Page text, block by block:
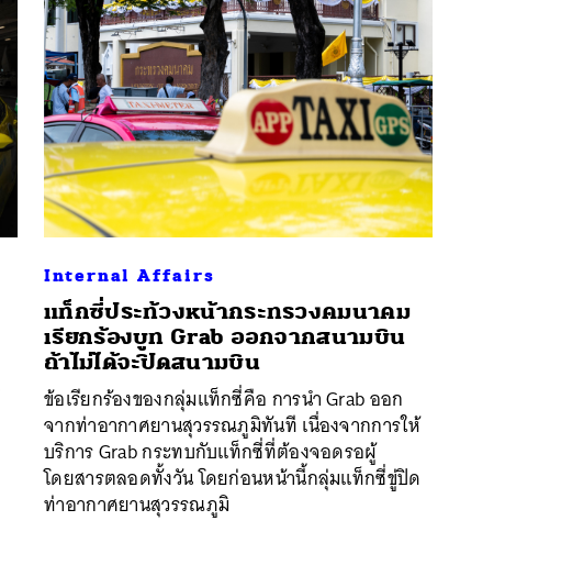
Internal Affairs
แท็กซี่ประท้วงหน้ากระทรวงคมนาคม
เรียกร้องบูท Grab ออกจากสนามบิน
ถ้าไม่ได้จะปิดสนามบิน
ข้อเรียกร้องของกลุ่มแท็กซี่คือ การนำ Grab ออก
จากท่าอากาศยานสุวรรณภูมิทันที เนื่องจากการให้
บริการ Grab กระทบกับแท็กซี่ที่ต้องจอดรอผู้
โดยสารตลอดทั้งวัน โดยก่อนหน้านี้กลุ่มแท็กซี่ขู่ปิด
ท่าอากาศยานสุวรรณภูมิ